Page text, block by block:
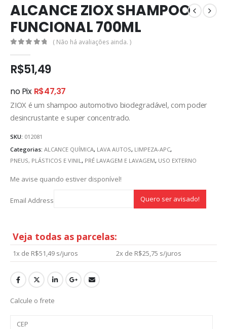
ALCANCE ZIOX SHAMPOO
FUNCIONAL 700ML
( Não há avaliações ainda. )
R$51,49
no Pix R$47,37
ZIOX é um shampoo automotivo biodegradável, com poder
desincrustante e super concentrado.
SKU: 012081
Categorias: ALCANCE QUÍMICA, LAVA AUTOS, LIMPEZA-APC,
PNEUS, PLÁSTICOS E VINIL, PRÉ LAVAGEM E LAVAGEM, USO EXTERNO
Me avise quando estiver disponível!
Email Address
Veja todas as parcelas:
1x de R$51,49 s/juros 2x de R$25,75 s/juros
Calcule o frete